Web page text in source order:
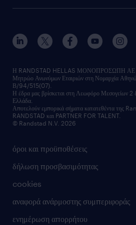
εκπαίδευση εργαζομένων
υπηρεσίες inhouse
υπηρεσίες redeployment
workforce insights
επικοινώνησε μαζί μας
τα γραφεία μας
δελτία τύπου
οικονομικά στοιχεία
επικοινώνησε μαζί μας
όροι και προϋποθέσεις
δήλωση προσβασιμότητας
cookies
αναφορά ανάρμοστης συμπεριφοράς
ενημέρωση απορρήτου
Η RANDSTAD HELLAS ΜΟΝΟΠΡΟΣΩΠΗ ΑΕ
Μητρώο Ανωνύμων Εταιριών στη Νομαρχία
Β/94/515(07).
Η έδρα μας βρίσκεται στη Λεωφόρο Μεσογείων
Ελλάδα.
Αποτελούν εμπορικά σήματα κατατεθέντα της
RANDSTAD και PARTNER FOR TALENT.
© Randstad N.V. 2026